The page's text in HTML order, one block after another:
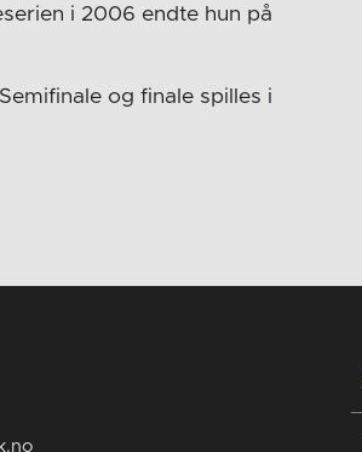
i 2006 endte hun på
og finale spilles i